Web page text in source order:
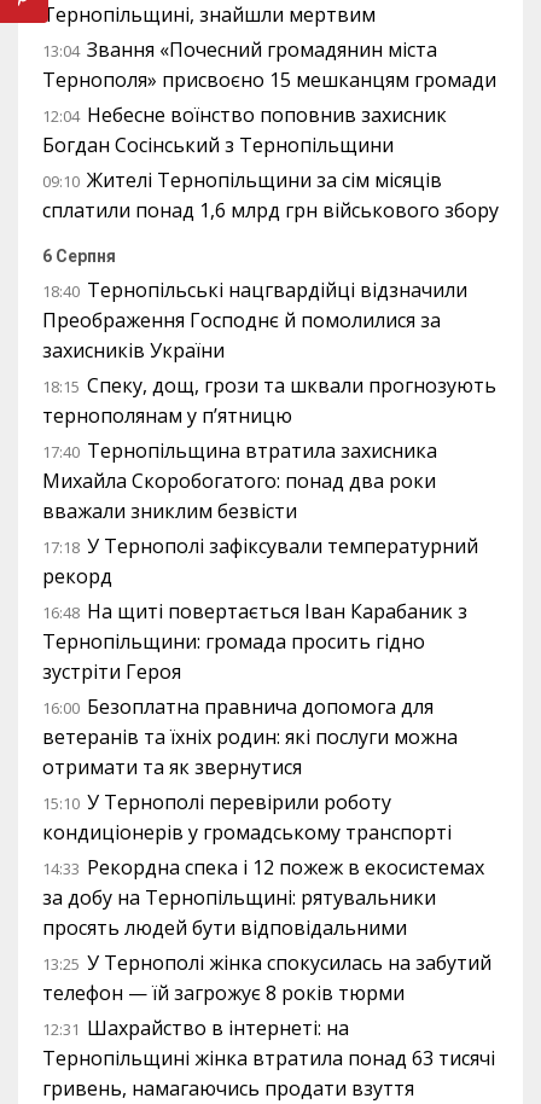
Тернопільщині, знайшли мертвим
13:04 Звання «Почесний громадянин міста
Тернополя» присвоєно 15 мешканцям громади
12:04 Небесне воїнство поповнив захисник
Богдан Сосінський з Тернопільщини
09:10 Жителі Тернопільщини за сім місяців
сплатили понад 1,6 млрд грн військового збору
6 Серпня
18:40 Тернопільські нацгвардійці відзначили
Преображення Господнє й помолилися за
захисників України
18:15 Спеку, дощ, грози та шквали прогнозують
тернополянам у п’ятницю
17:40 Тернопільщина втратила захисника
Михайла Скоробогатого: понад два роки
вважали зниклим безвісти
17:18 У Тернополі зафіксували температурний
рекорд
16:48 На щиті повертається Іван Карабаник з
Тернопільщини: громада просить гідно
зустріти Героя
16:00 Безоплатна правнича допомога для
ветеранів та їхніх родин: які послуги можна
отримати та як звернутися
15:10 У Тернополі перевірили роботу
кондиціонерів у громадському транспорті
14:33 Рекордна спека і 12 пожеж в екосистемах
за добу на Тернопільщині: рятувальники
просять людей бути відповідальними
13:25 У Тернополі жінка спокусилась на забутий
телефон — їй загрожує 8 років тюрми
12:31 Шахрайство в інтернеті: на
Тернопільщині жінка втратила понад 63 тисячі
гривень, намагаючись продати взуття